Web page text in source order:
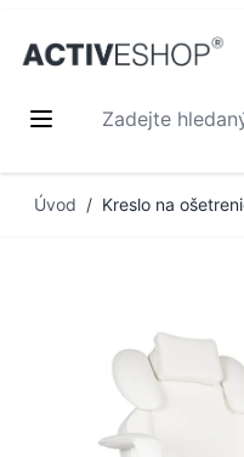
Zadejte hledaný
Úvod / Kreslo na